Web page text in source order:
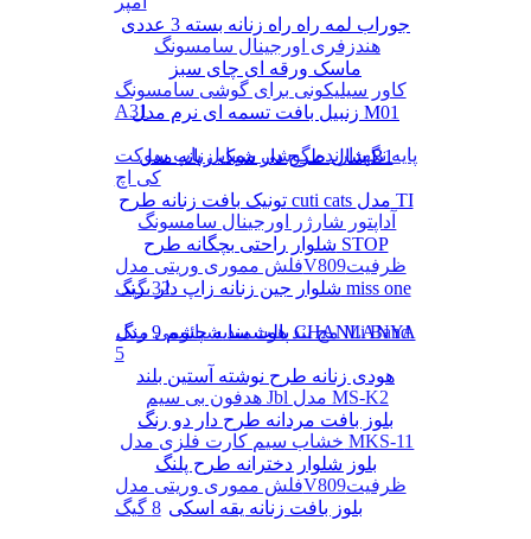
هندزفری اورجینال سامسونگ
کاور سیلیکونی برای گوشی سامسونگ
A31
پایه نگهدارنده گوشی موبایل پاپ سوکت
کی اچ
آداپتور شارژر اورجینال سامسونگ
فلش مموری وریتی مدلV809ظرفیت
32 گیگ
مچ بند هوشمند شیائومی مدل Mi Band
5
هدفون بی سیم Jbl مدل MS-K2
خشاب سیم کارت فلزی مدل MKS-11
فلش مموری وریتی مدلV809ظرفیت
8 گیگ
جوراب لمه راه راه زنانه بسته 3 عددی
ماسک ورقه ای چای سبز
زنبیل بافت تسمه ای نرم مدل M01
شال طرح دار شیک زنانه مدل B1
تونیک بافت زنانه طرح cuti cats مدل TI
شلوار راحتی بچگانه طرح STOP
شلوار جین زنانه زاپ دار برند miss one
پالت سایه چشم 9 رنگ CHANLANYA
هودی زنانه طرح نوشته آستین بلند
بلوز بافت مردانه طرح دار دو رنگ
بلوز شلوار دخترانه طرح پلنگ
بلوز بافت زنانه یقه اسکی